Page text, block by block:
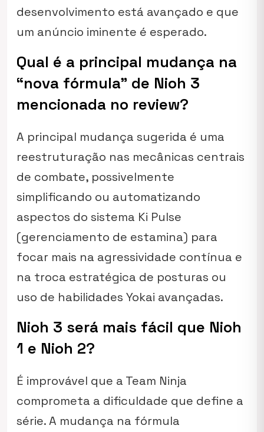
desenvolvimento está avançado e que
um anúncio iminente é esperado.
Qual é a principal mudança na
“nova fórmula” de Nioh 3
mencionada no review?
A principal mudança sugerida é uma
reestruturação nas mecânicas centrais
de combate, possivelmente
simplificando ou automatizando
aspectos do sistema Ki Pulse
(gerenciamento de estamina) para
focar mais na agressividade contínua e
na troca estratégica de posturas ou
uso de habilidades Yokai avançadas.
Nioh 3 será mais fácil que Nioh
1 e Nioh 2?
É improvável que a Team Ninja
comprometa a dificuldade que define a
série. A mudança na fórmula